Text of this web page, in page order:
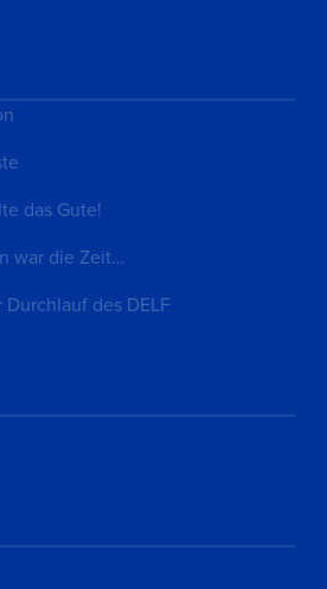
das Gute!
war die Zeit…
des DELF